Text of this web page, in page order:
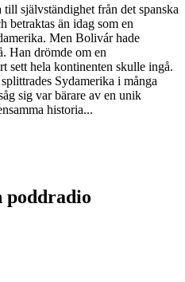
självständighet från det spanska
betraktas än idag som en
Men Bolivár hade
Han drömde om en
sett hela kontinenten skulle ingå.
Sydamerika i många
sig var bärare av en unik
historia...
poddradio